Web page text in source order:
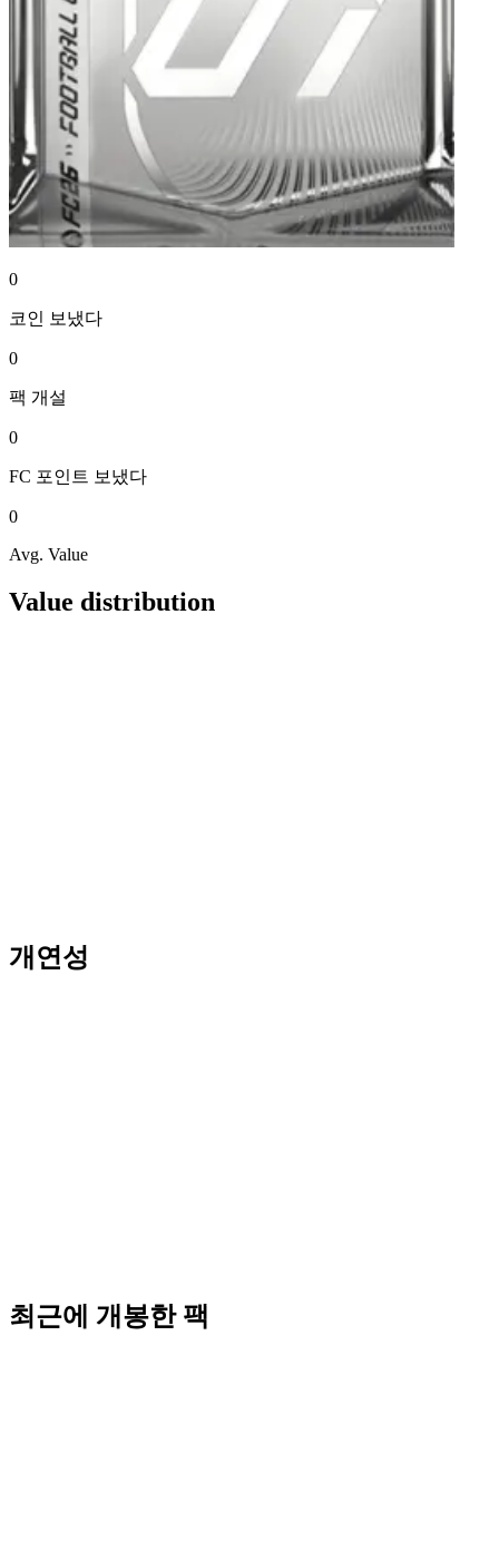
0
코인 보냈다
0
팩 개설
0
FC 포인트 보냈다
0
Avg. Value
Value distribution
개연성
최근에 개봉한 팩